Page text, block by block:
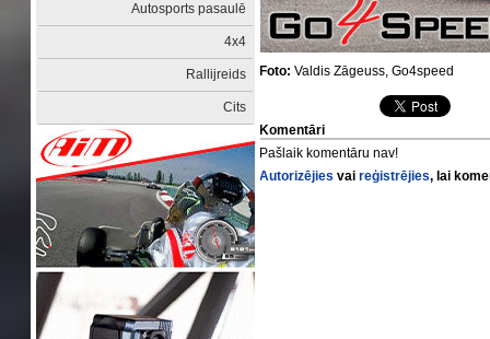
Autosports pasaulē
4x4
Rallijreids
Cits
Foto: Valdis Zāgeuss, Go4speed
Komentāri
Pašlaik komentāru nav!
Autorizējies vaireģistrējies, lai